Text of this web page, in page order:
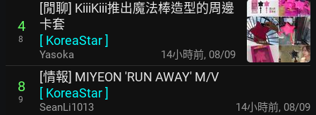
4
8
[閒聊] KiiiKiii推出魔法棒造型的周邊
卡套
[ KoreaStar]
Yasoka 14小時前, 08/09
8
9
[情報] MIYEON 'RUN AWAY' M/V
[ KoreaStar]
SeanLi1013 14小時前, 08/09